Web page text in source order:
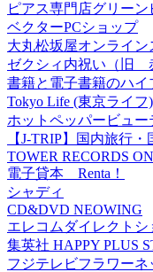
ピアス専門店グリー
ベクターPCショップ
大丸松坂屋オンライン
ゼクシィ内祝い（旧
書籍と電子書籍のハイ
Tokyo Life (東京ライ
ホットペッパービュー
【J-TRIP】国内旅行
TOWER RECORDS
電子貸本 Renta！
シャディ
CD&DVD NEOWING
エレコムダイレクトシ
集英社 HAPPY PLUS
フジテレビフラワーネ